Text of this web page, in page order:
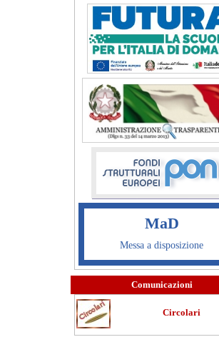
MaD
Messa a disposizione
Comunicazioni
Circolari